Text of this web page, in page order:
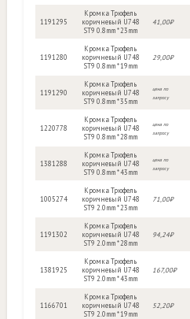
1191295
Кромка Трюфель
коричневый U748
ST9 0.8mm * 23mm
41,00₽
1191280
Кромка Трюфель
коричневый U748
ST9 0.8mm * 19mm
29,00₽
1191290
Кромка Трюфель
коричневый U748
ST9 0.8mm * 35mm
цена по
запросу
1220778
Кромка Трюфель
коричневый U748
ST9 0.8mm * 28mm
цена по
запросу
1381288
Кромка Трюфель
коричневый U748
ST9 0.8mm * 43mm
цена по
запросу
1005274
Кромка Трюфель
коричневый U748
ST9 2.0mm * 23mm
71,00₽
1191302
Кромка Трюфель
коричневый U748
ST9 2.0mm * 28mm
94,24₽
1381925
Кромка Трюфель
коричневый U748
ST9 2.0mm * 43mm
167,00₽
1166701
Кромка Трюфель
коричневый U748
ST9 2.0mm * 19mm
52,20₽